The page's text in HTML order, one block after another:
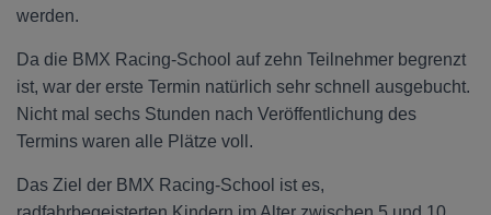
werden.
Da die BMX Racing-School auf zehn Teilnehmer begrenzt
ist, war der erste Termin natürlich sehr schnell ausgebucht.
Nicht mal sechs Stunden nach Veröffentlichung des
Termins waren alle Plätze voll.
Das Ziel der BMX Racing-School ist es,